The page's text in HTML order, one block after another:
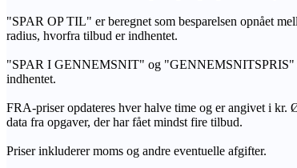
"SPAR OP TIL" er beregnet som besparelsen opnået
radius, hvorfra tilbud er indhentet.
"SPAR I GENNEMSNIT" og "GENNEMSNITSPRIS" er
indhentet.
FRA-priser opdateres hver halve time og er angivet i kr.
data fra opgaver, der har fået mindst fire tilbud.
Priser inkluderer moms og andre eventuelle afgifter.